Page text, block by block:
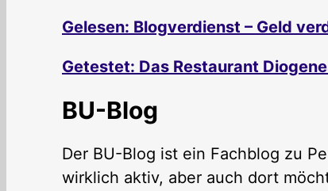
Gelesen: Blogverdienst – Geld
Getestet: Das Restaurant
BU-Blog
Der BU-Blog ist ein Fachblog zu
wirklich aktiv, aber auch dort